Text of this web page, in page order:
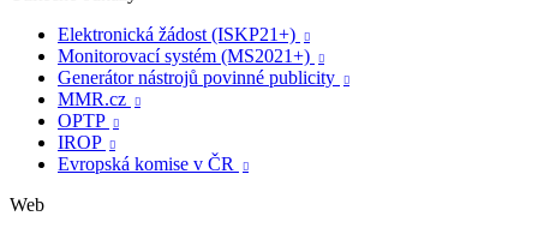
Elektronická žádost (ISKP21+)

Monitorovací systém (MS2021+) 
Generátor nástrojů povinné publicity 
MMR.cz 
OPTP 
IROP 
Evropská komise v ČR 
Web